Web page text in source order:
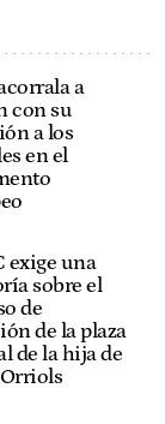
a
con su
a los
en el
exige una
sobre el
de
de la plaza
de la hija de